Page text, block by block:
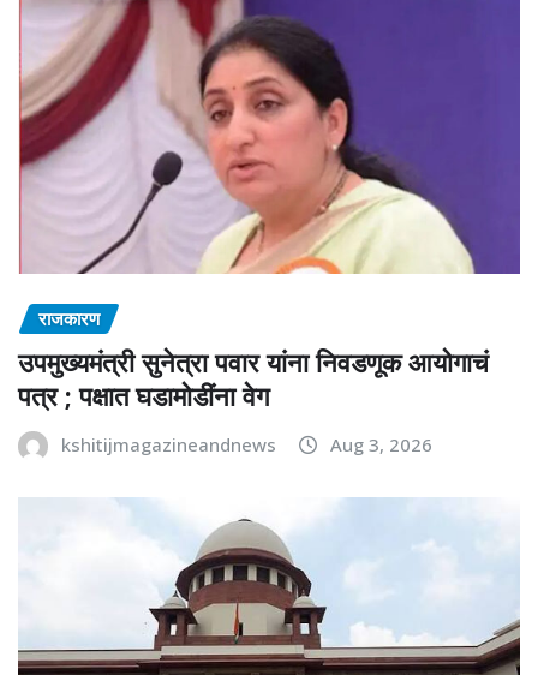
राजकारण
उपमुख्यमंत्री सुनेत्रा पवार यांना निवडणूक आयोगाचं
पत्र ; पक्षात घडामोडींना वेग
kshitijmagazineandnews Aug 3, 2026